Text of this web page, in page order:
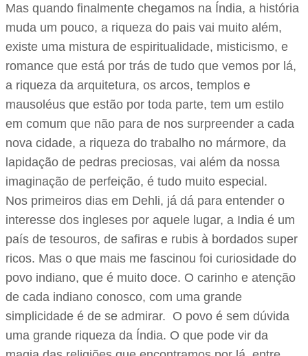
Mas quando finalmente chegamos na Índia, a história
muda um pouco, a riqueza do pais vai muito além,
existe uma mistura de espiritualidade, misticismo, e
romance que está por trás de tudo que vemos por lá,
a riqueza da arquitetura, os arcos, templos e
mausoléus que estão por toda parte, tem um estilo
em comum que não para de nos surpreender a cada
nova cidade, a riqueza do trabalho no mármore, da
lapidação de pedras preciosas, vai além da nossa
imaginação de perfeição, é tudo muito especial.
Nos primeiros dias em Dehli, já dá para entender o
interesse dos ingleses por aquele lugar, a India é um
país de tesouros, de safiras e rubis à bordados super
ricos. Mas o que mais me fascinou foi curiosidade do
povo indiano, que é muito doce. O carinho e atenção
de cada indiano conosco, com uma grande
simplicidade é de se admirar. O povo é sem dúvida
uma grande riqueza da Índia. O que pode vir da